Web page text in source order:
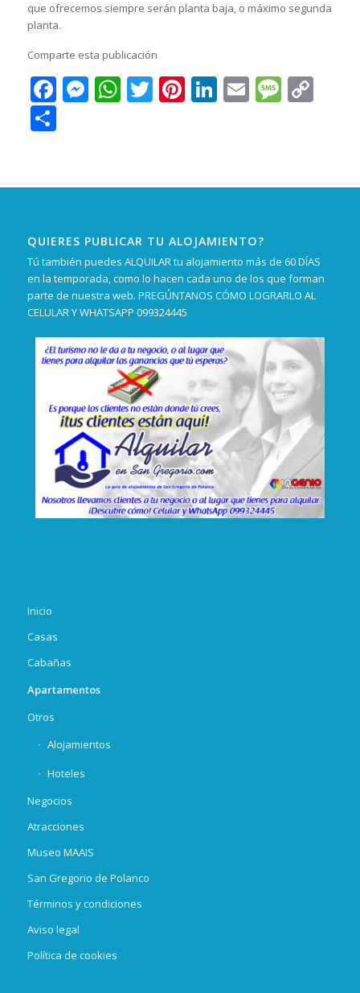
que ofrecemos siempre serán planta baja, o máximo segunda
planta.
Comparte esta publicación
Facebook
Messenger
WhatsApp
Twitter
Pinterest
LinkedIn
Email
Compartir
QUIERES PUBLICAR TU ALOJAMIENTO?
Tú también puedes ALQUILAR tu alojamiento más de 60 DÍAS
en la temporada, como lo hacen cada uno de los que forman
parte de nuestra web. PREGÚNTANOS CÓMO LOGRARLO AL
CELULAR Y WHATSAPP 099324445
Inicio
Casas
Cabañas
Apartamentos
Otros
Alojamientos
Hoteles
Negocios
Atracciones
Museo MAAIS
San Gregorio de Polanco
Términos y condiciones
Aviso legal
Política de cookies